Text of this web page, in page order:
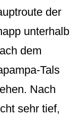
der
unterhalb
dem
Tals
Nach
sehr tief,